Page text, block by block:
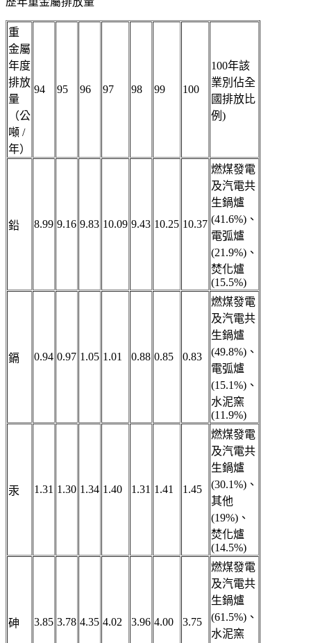
重
金屬
年度
排放
量
（公
噸 /
年）
94 95 96 97 98 99 100
100年該
業別佔全
國排放比
例)
鉛 8.99 9.16 9.83 10.09 9.43 10.25 10.37
燃煤發電
及汽電共
生鍋爐
(41.6%)、
電弧爐
(21.9%)、
焚化爐
(15.5%)
鎘 0.94 0.97 1.05 1.01 0.88 0.85 0.83
燃煤發電
及汽電共
生鍋爐
(49.8%)、
電弧爐
(15.1%)、
水泥窯
(11.9%)
汞 1.31 1.30 1.34 1.40 1.31 1.41 1.45
燃煤發電
及汽電共
生鍋爐
(30.1%)、
其他
(19%)、
焚化爐
(14.5%)
砷 3.85 3.78 4.35 4.02 3.96 4.00 3.75
燃煤發電
及汽電共
生鍋爐
(61.5%)、
水泥窯